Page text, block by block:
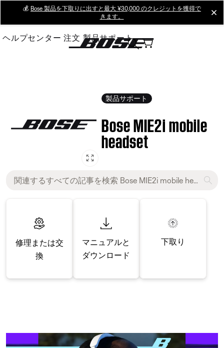
Main
💰 Bose 製品を下取りに出すと最大 ¥30,000 のクレジットを獲得で
きます。
ヘルプセンター 注文 製品サポート
製品サポート
Bose MIE2i mobile
headset
修理または交
換
マニュアルと
ダウンロード
下取り